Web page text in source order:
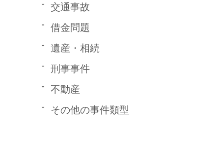
交通事故
借金問題
遺産・相続
刑事事件
不動産
その他の事件類型